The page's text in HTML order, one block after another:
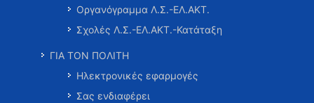
Οργανόγραμμα Λ.Σ.-ΕΛ.ΑΚΤ.
Σχολές Λ.Σ.-ΕΛ.ΑΚΤ.-Κατάταξη
ΓΙΑ ΤΟΝ ΠΟΛΙΤΗ
Ηλεκτρονικές εφαρμογές
Σας ενδιαφέρει